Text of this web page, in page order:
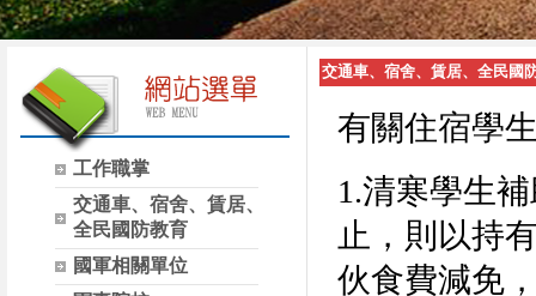
工作職掌
交通車、宿舍、賃居、
全民國防教育
國軍相關單位
交通車、宿舍、賃居、全民國
有關住宿學
1.清寒學生
止，則以持
伙食費減免